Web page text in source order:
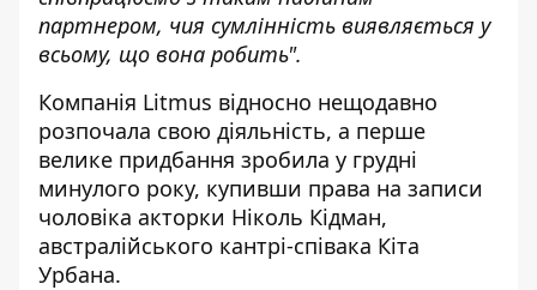
партнером, чия сумлінність виявляється у
всьому, що вона робить".
Компанія Litmus відносно нещодавно
розпочала свою діяльність, а перше
велике придбання зробила у грудні
минулого року, купивши права на записи
чоловіка акторки Ніколь Кідман,
австралійського кантрі-співака Кіта
Урбана.